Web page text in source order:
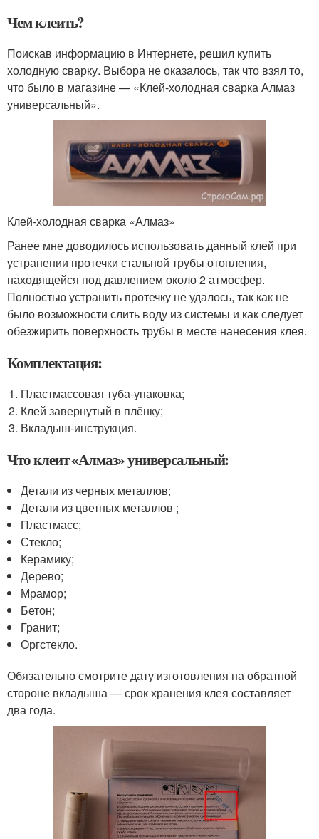
Чем клеить?
Поискав информацию в Интернете, решил купить
холодную сварку. Выбора не оказалось, так что взял то,
что было в магазине — «Клей-холодная сварка Алмаз
универсальный».
Клей-холодная сварка «Алмаз»
Ранее мне доводилось использовать данный клей при
устранении протечки стальной трубы отопления,
находящейся под давлением около 2 атмосфер.
Полностью устранить протечку не удалось, так как не
было возможности слить воду из системы и как следует
обезжирить поверхность трубы в месте нанесения клея.
Комплектация:
Пластмассовая туба-упаковка;
Клей завернутый в плёнку;
Вкладыш-инструкция.
Что клеит «Алмаз» универсальный:
Детали из черных металлов;
Детали из цветных металлов ;
Пластмасс;
Стекло;
Керамику;
Дерево;
Мрамор;
Бетон;
Гранит;
Оргстекло.
Обязательно смотрите дату изготовления на обратной
стороне вкладыша — срок хранения клея составляет
два года.